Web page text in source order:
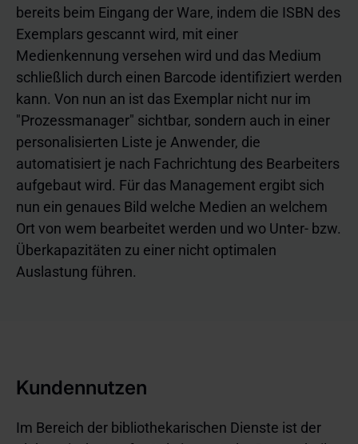
bereits beim Eingang der Ware, indem die ISBN des
Exemplars gescannt wird, mit einer
Medienkennung versehen wird und das Medium
schließlich durch einen Barcode identifiziert werden
kann. Von nun an ist das Exemplar nicht nur im
"Prozessmanager" sichtbar, sondern auch in einer
personalisierten Liste je Anwender, die
automatisiert je nach Fachrichtung des Bearbeiters
aufgebaut wird. Für das Management ergibt sich
nun ein genaues Bild welche Medien an welchem
Ort von wem bearbeitet werden und wo Unter- bzw.
Überkapazitäten zu einer nicht optimalen
Auslastung führen.
Kundennutzen
Im Bereich der bibliothekarischen Dienste ist der